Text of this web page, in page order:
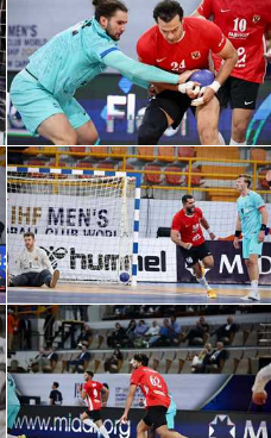
الدوري الإنجليزي الممتاز
الدوري الإسباني
الدوري الإيطالي
الدوري الألماني
الدوري التركي
الدوري الفرنسي
الدوري السعودي للمحترفين
دوري أبطال أوروبا